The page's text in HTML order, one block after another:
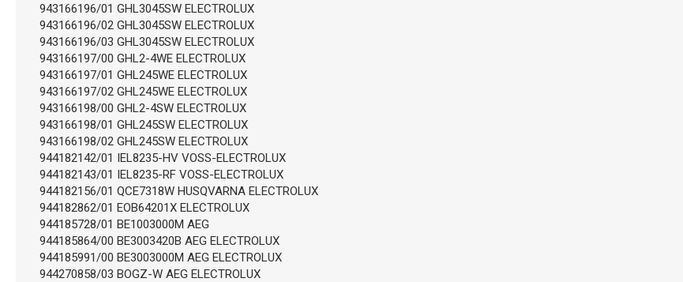
943166196/01 GHL3045SW ELECTROLUX
943166196/02 GHL3045SW ELECTROLUX
943166196/03 GHL3045SW ELECTROLUX
943166197/00 GHL2-4WE ELECTROLUX
943166197/01 GHL245WE ELECTROLUX
943166197/02 GHL245WE ELECTROLUX
943166198/00 GHL2-4SW ELECTROLUX
943166198/01 GHL245SW ELECTROLUX
943166198/02 GHL245SW ELECTROLUX
944182142/01 IEL8235-HV VOSS-ELECTROLUX
944182143/01 IEL8235-RF VOSS-ELECTROLUX
944182156/01 QCE7318W HUSQVARNA ELECTROLUX
944182862/01 EOB64201X ELECTROLUX
944185728/01 BE1003000M AEG
944185864/00 BE3003420B AEG ELECTROLUX
944185991/00 BE3003000M AEG ELECTROLUX
944270858/03 BOGZ-W AEG ELECTROLUX